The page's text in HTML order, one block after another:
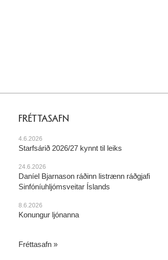
FRÉTTASAFN
4.6.2026
Starfsárið 2026/27 kynnt til leiks
24.6.2026
Daníel Bjarnason ráðinn listrænn ráðgjafi
Sinfóníuhljómsveitar Íslands
8.6.2026
Konungur ljónanna
Fréttasafn